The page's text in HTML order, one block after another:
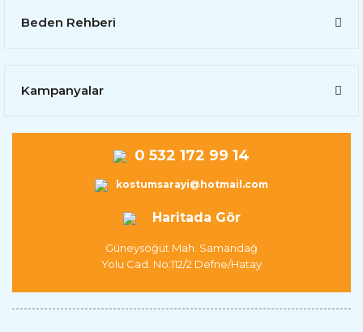
Beden Rehberi
Kampanyalar
0 532 172 99 14
kostumsarayi@hotmail.com
Haritada Gör
Güneysöğüt Mah. Samandağ
Yolu Cad. No:112/2 Defne/Hatay